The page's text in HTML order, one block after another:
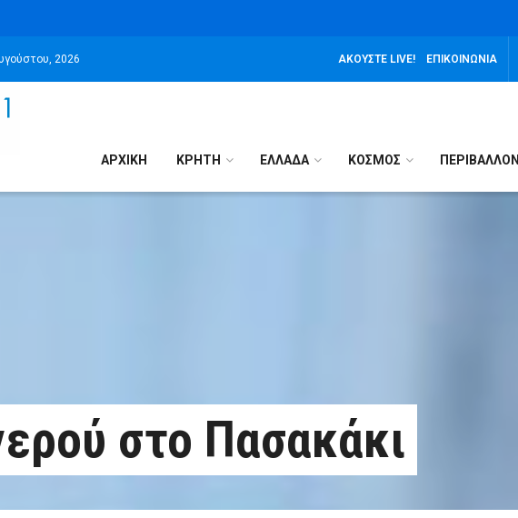
2026 ΑΚΟΎΣΤΕ LIVE! ΕΠΙΚΟΙΝΩΝΊΑ
ΑΡΧΙΚΉ ΚΡΗΤΗ ΕΛΛΑΔΑ ΚΟΣΜΟΣ ΠΕΡΙΒΑΛΛΟΝ
στο Πασακάκι